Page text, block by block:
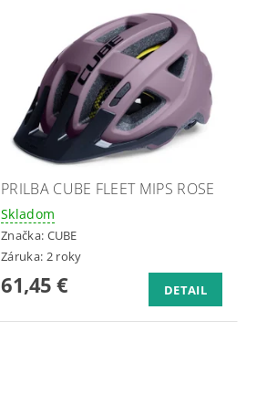
PRILBA CUBE FLEET MIPS ROSE
Skladom
Značka: CUBE
Záruka: 2 roky
61,45 € DETAIL